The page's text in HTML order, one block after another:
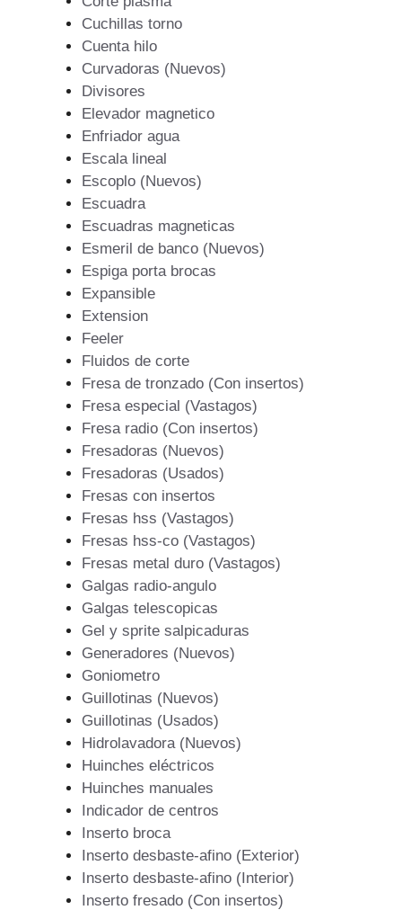
Cuchillas torno
Cuenta hilo
Curvadoras (Nuevos)
Divisores
Elevador magnetico
Enfriador agua
Escala lineal
Escoplo (Nuevos)
Escuadra
Escuadras magneticas
Esmeril de banco (Nuevos)
Espiga porta brocas
Expansible
Extension
Feeler
Fluidos de corte
Fresa de tronzado (Con insertos)
Fresa especial (Vastagos)
Fresa radio (Con insertos)
Fresadoras (Nuevos)
Fresadoras (Usados)
Fresas con insertos
Fresas hss (Vastagos)
Fresas hss-co (Vastagos)
Fresas metal duro (Vastagos)
Galgas radio-angulo
Galgas telescopicas
Gel y sprite salpicaduras
Generadores (Nuevos)
Goniometro
Guillotinas (Nuevos)
Guillotinas (Usados)
Hidrolavadora (Nuevos)
Huinches eléctricos
Huinches manuales
Indicador de centros
Inserto broca
Inserto desbaste-afino (Exterior)
Inserto desbaste-afino (Interior)
Inserto fresado (Con insertos)